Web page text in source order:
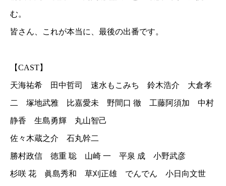
む。
皆さん、これが本当に、最後の出番です。
【CAST】
天海祐希 田中哲司 速水もこみち 鈴木浩介 大倉孝
二 塚地武雅 比嘉愛未 野間口 徹 工藤阿須加 中村
静香 生島勇輝 丸山智己
佐々木蔵之介 石丸幹二
勝村政信 徳重 聡 山崎 一 平泉 成 小野武彦
杉咲 花 眞島秀和 草刈正雄 でんでん 小日向文世